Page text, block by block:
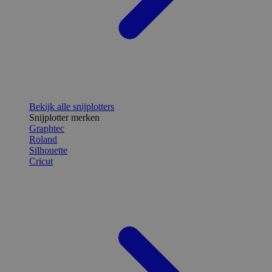
Bekijk alle snijplotters
Snijplotter merken
Graphtec
Roland
Silhouette
Cricut